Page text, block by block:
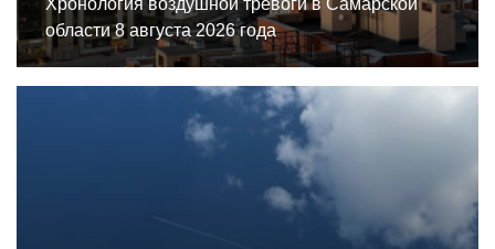
области 8 августа 2026 года